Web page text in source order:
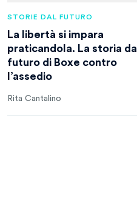
STORIE DAL FUTURO
La libertà si impara
praticandola. La storia dal
futuro di Boxe contro
l’assedio
Rita Cantalino